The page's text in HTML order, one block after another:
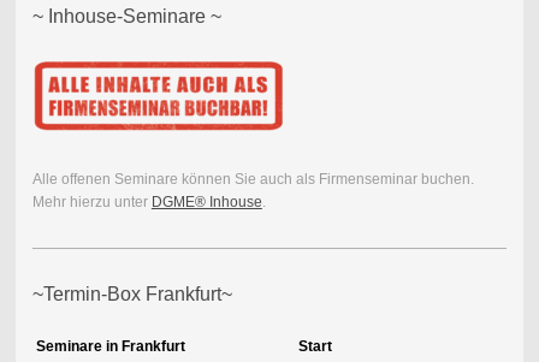
~ Inhouse-Seminare ~
Alle offenen Seminare können Sie auch als Firmenseminar buchen.
Mehr hierzu unter DGME® Inhouse
~Termin-Box Frankfurt~
Seminare in Frankfurt
Start